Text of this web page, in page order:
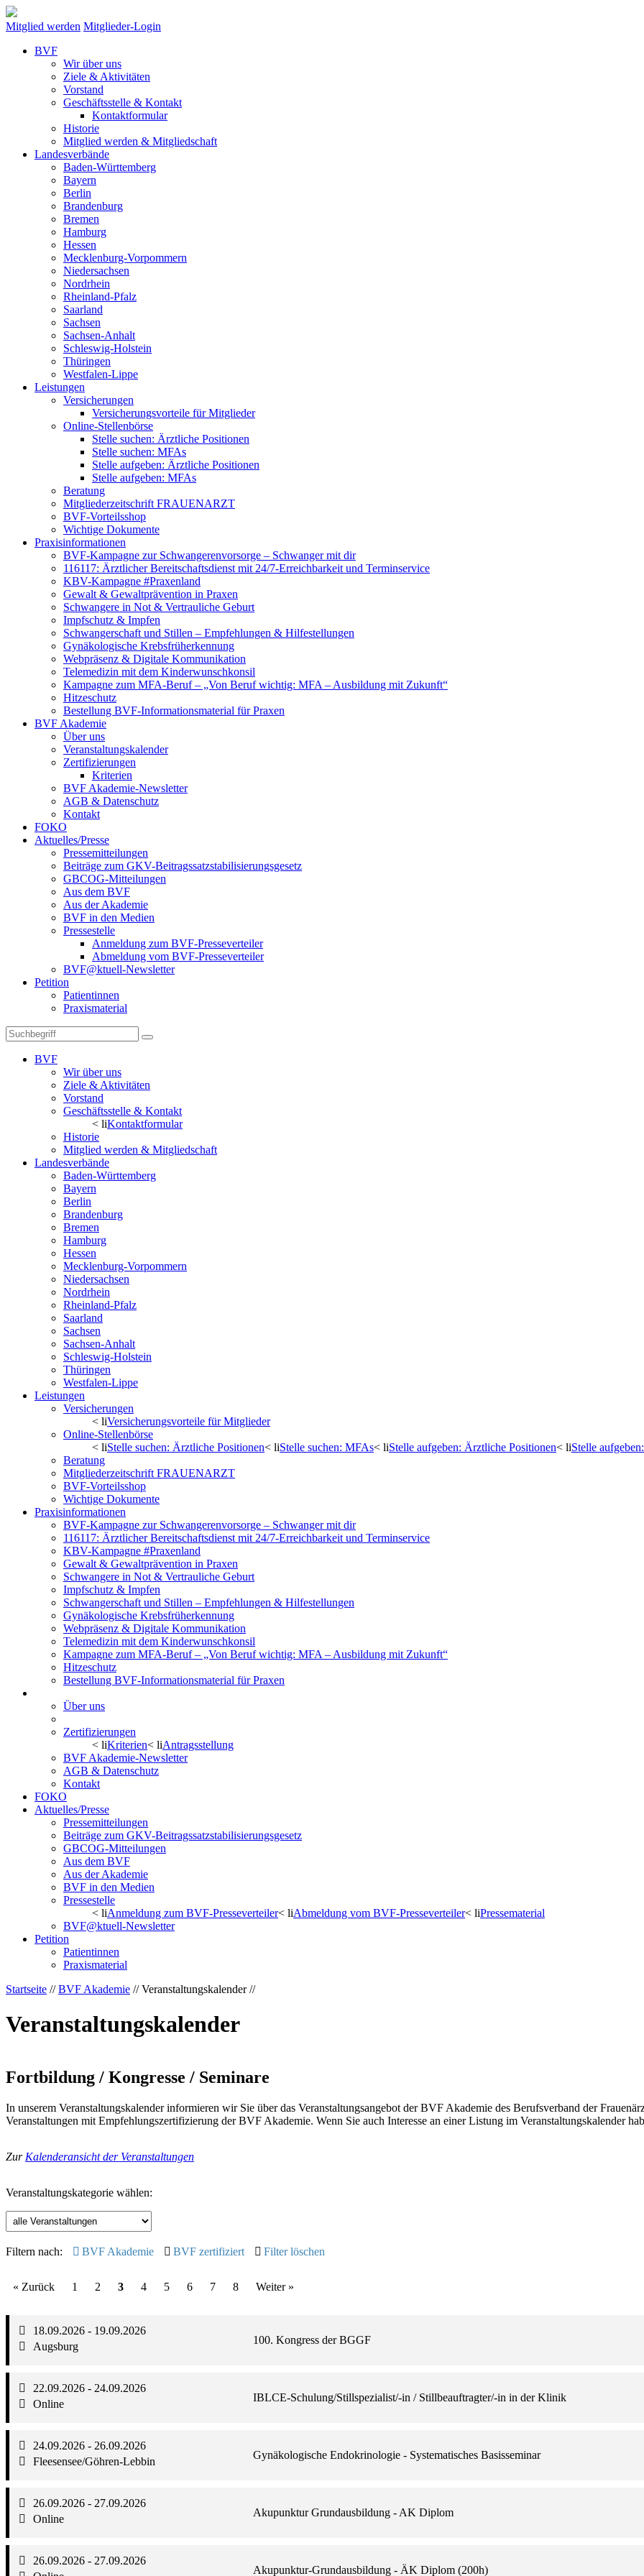
Mitglied werden Mitglieder-Login
BVF
Wir über uns
Ziele & Aktivitäten
Vorstand
Geschäftsstelle & Kontakt
Kontaktformular
Historie
Mitglied werden & Mitgliedschaft
Landesverbände
Baden-Württemberg
Bayern
Berlin
Brandenburg
Bremen
Hamburg
Hessen
Mecklenburg-Vorpommern
Niedersachsen
Nordrhein
Rheinland-Pfalz
Saarland
Sachsen
Sachsen-Anhalt
Schleswig-Holstein
Thüringen
Westfalen-Lippe
Leistungen
Versicherungen
Versicherungsvorteile für Mitglieder
Online-Stellenbörse
Stelle suchen: Ärztliche Positionen
Stelle suchen: MFAs
Stelle aufgeben: Ärztliche Positionen
Stelle aufgeben: MFAs
Beratung
Mitgliederzeitschrift FRAUENARZT
BVF-Vorteilsshop
Wichtige Dokumente
Praxisinformationen
BVF-Kampagne zur Schwangerenvorsorge – Schwanger mit dir
116117: Ärztlicher Bereitschaftsdienst mit 24/7-Erreichbarkeit und Terminservice
KBV-Kampagne #Praxenland
Gewalt & Gewaltprävention in Praxen
Schwangere in Not & Vertrauliche Geburt
Impfschutz & Impfen
Schwangerschaft und Stillen – Empfehlungen & Hilfestellungen
Gynäkologische Krebsfrüherkennung
Webpräsenz & Digitale Kommunikation
Telemedizin mit dem Kinderwunschkonsil
Kampagne zum MFA-Beruf – „Von Beruf wichtig: MFA – Ausbildung mit Zukunft“
Hitzeschutz
Bestellung BVF-Informationsmaterial für Praxen
BVF Akademie
Über uns
Veranstaltungskalender
Zertifizierungen
Kriterien
BVF Akademie-Newsletter
AGB & Datenschutz
Kontakt
FOKO
Aktuelles/Presse
Pressemitteilungen
Beiträge zum GKV-Beitragssatzstabilisierungsgesetz
GBCOG-Mitteilungen
Aus dem BVF
Aus der Akademie
BVF in den Medien
Pressestelle
Anmeldung zum BVF-Presseverteiler
Abmeldung vom BVF-Presseverteiler
BVF@ktuell-Newsletter
Petition
Patientinnen
Praxismaterial
BVF
Wir über uns
Ziele & Aktivitäten
Vorstand
Geschäftsstelle & Kontakt
< liKontaktformular
Historie
Mitglied werden & Mitgliedschaft
Landesverbände
Baden-Württemberg
Bayern
Berlin
Brandenburg
Bremen
Hamburg
Hessen
Mecklenburg-Vorpommern
Niedersachsen
Nordrhein
Rheinland-Pfalz
Saarland
Sachsen
Sachsen-Anhalt
Schleswig-Holstein
Thüringen
Westfalen-Lippe
Leistungen
Versicherungen
< liVersicherungsvorteile für Mitglieder
Online-Stellenbörse
< liStelle suchen: Ärztliche Positionen< liStelle suchen: MFAs< liStelle aufgeben: Ärztliche Positionen< liStelle
Beratung
Mitgliederzeitschrift FRAUENARZT
BVF-Vorteilsshop
Wichtige Dokumente
Praxisinformationen
BVF-Kampagne zur Schwangerenvorsorge – Schwanger mit dir
116117: Ärztlicher Bereitschaftsdienst mit 24/7-Erreichbarkeit und Terminservice
KBV-Kampagne #Praxenland
Gewalt & Gewaltprävention in Praxen
Schwangere in Not & Vertrauliche Geburt
Impfschutz & Impfen
Schwangerschaft und Stillen – Empfehlungen & Hilfestellungen
Gynäkologische Krebsfrüherkennung
Webpräsenz & Digitale Kommunikation
Telemedizin mit dem Kinderwunschkonsil
Kampagne zum MFA-Beruf – „Von Beruf wichtig: MFA – Ausbildung mit Zukunft“
Hitzeschutz
Bestellung BVF-Informationsmaterial für Praxen
Über uns
Zertifizierungen
< liKriterien< liAntragsstellung
BVF Akademie-Newsletter
AGB & Datenschutz
Kontakt
FOKO
Aktuelles/Presse
Pressemitteilungen
Beiträge zum GKV-Beitragssatzstabilisierungsgesetz
GBCOG-Mitteilungen
Aus dem BVF
Aus der Akademie
BVF in den Medien
Pressestelle
< liAnmeldung zum BVF-Presseverteiler< liAbmeldung vom BVF-Presseverteiler< liPressematerial
BVF@ktuell-Newsletter
Petition
Patientinnen
Praxismaterial
Startseite //BVF Akademie // Veranstaltungskalender //
Veranstaltungskalender
Fortbildung / Kongresse / Seminare
In unserem Veranstaltungskalender informieren wir Sie über das Veranstaltungsangebot der BVF Akademie des Berufsverband der
Veranstaltungen mit Empfehlungszertifizierung der BVF Akademie. Wenn Sie auch Interesse an einer Listung im Veranstaltungskalender
Zur Kalenderansicht der Veranstaltungen
Veranstaltungskategorie wählen:
Filtern nach: BVF Akademie BVF zertifiziert Filter löschen
« Zurück 1 2 3 4 5 6 7 8 Weiter »
18.09.2026 - 19.09.2026
Augsburg
100. Kongress der BGGF
22.09.2026 - 24.09.2026
Online
IBLCE-Schulung/Stillspezialist/-in / Stillbeauftragter/-in in der Klinik
24.09.2026 - 26.09.2026
Fleesensee/Göhren-Lebbin
Gynäkologische Endokrinologie - Systematisches Basisseminar
26.09.2026 - 27.09.2026
Online
Akupunktur Grundausbildung - AK Diplom
26.09.2026 - 27.09.2026
Akupunktur-Grundausbildung - ÄK Diplom (200h)